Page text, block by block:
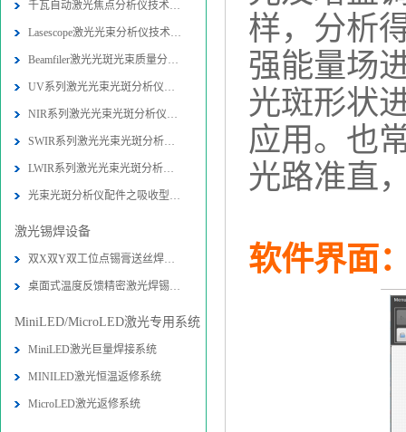
千瓦自动激光焦点分析仪技术参数-图
Lasescope激光光束分析仪技术参数-
Beamfiler激光光斑光束质量分析仪技
UV系列激光光束光斑分析仪技术参数-
NIR系列激光光束光斑分析仪技术参数
SWIR系列激光光束光斑分析仪技术参数
LWIR系列激光光束光斑分析仪技术参数
光束光斑分析仪配件之吸收型衰减器技
激光锡焊设备
双X双Y双工位点锡膏送丝焊接机设备-
桌面式温度反馈精密激光焊锡系统图片
MiniLED/MicroLED激光专用系统
MiniLED激光巨量焊接系统
MINILED激光恒温返修系统
MicroLED激光返修系统
样，分析
强能量场
光斑形状
应用。也
光路准直
软件界面